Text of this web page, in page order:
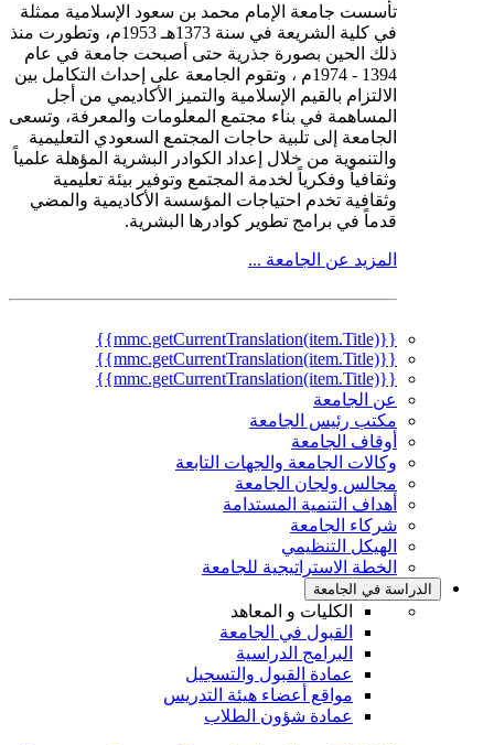
تأسست جامعة الإمام محمد بن سعود الإسلامية ممثلة
في كلية الشريعة في سنة 1373هـ 1953م، وتطورت منذ
ذلك الحين بصورة جذرية حتى أصبحت جامعة في عام
1394 - 1974م ، وتقوم الجامعة على إحداث التكامل بين
الالتزام بالقيم الإسلامية والتميز الأكاديمي من أجل
المساهمة في بناء مجتمع المعلومات والمعرفة، وتسعى
الجامعة إلى تلبية حاجات المجتمع السعودي التعليمية
والتنموية من خلال إعداد الكوادر البشرية المؤهلة علمياً
وثقافياً وفكرياً لخدمة المجتمع وتوفير بيئة تعليمية
وثقافية تخدم احتياجات المؤسسة الأكاديمية والمضي
قدماً في برامج تطوير كوادرها البشرية.
المزيد عن الجامعة ...
{{mmc.getCurrentTranslation(item.Title)}}
{{mmc.getCurrentTranslation(item.Title)}}
{{mmc.getCurrentTranslation(item.Title)}}
عن الجامعة
مكتب رئيس الجامعة
أوقاف الجامعة
وكالات الجامعة والجهات التابعة
مجالس ولجان الجامعة
أهداف التنمية المستدامة
شركاء الجامعة
الهيكل التنظيمي
الخطة الاستراتيجية للجامعة
الدراسة في الجامعة
الكليات و المعاهد
القبول في الجامعة
البرامج الدراسية
عمادة القبول والتسجيل
مواقع أعضاء هيئة التدريس
عمادة شؤون الطلاب